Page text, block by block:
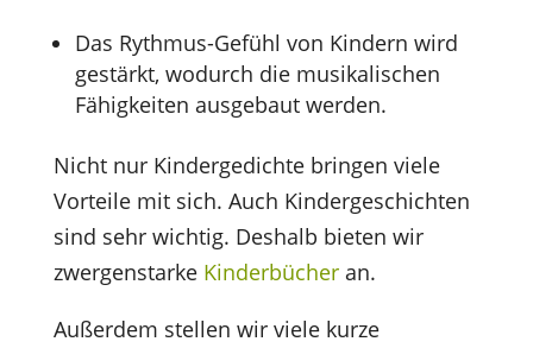
Das Rythmus-Gefühl von Kindern wird
gestärkt, wodurch die musikalischen
Fähigkeiten ausgebaut werden.
Nicht nur Kindergedichte bringen viele
Vorteile mit sich. Auch Kindergeschichten
sind sehr wichtig. Deshalb bieten wir
zwergenstarke Kinderbücheran.
Außerdem stellen wir viele kurze